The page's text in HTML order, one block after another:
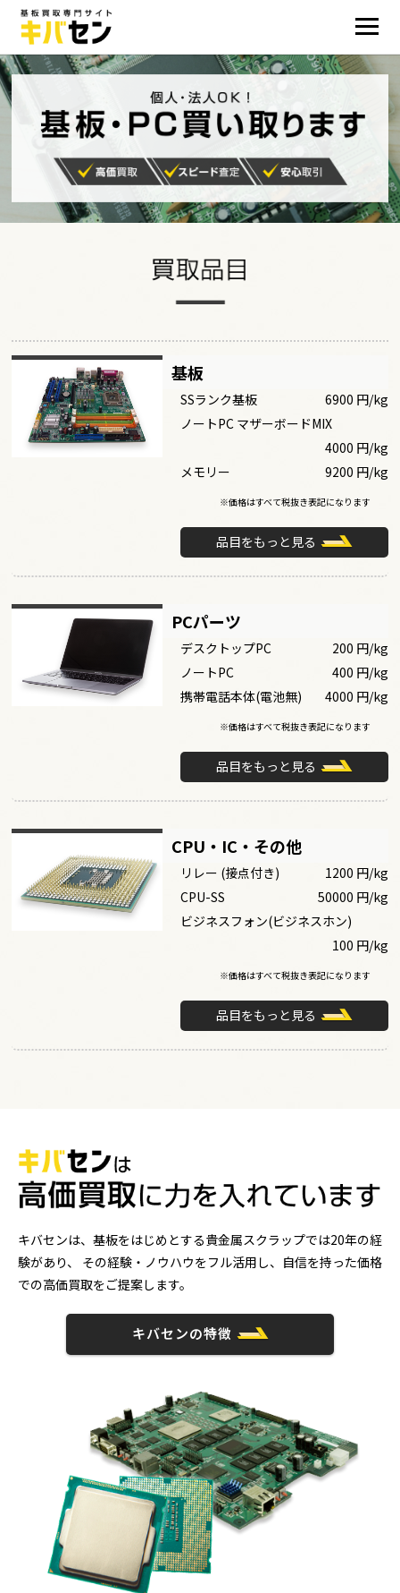
基板
SSランク基板
6900 円/kg
ノートPC マザーボードMIX
4000 円/kg
メモリー
9200 円/kg
※価格はすべて税抜き表記になります
品目をもっと見る
PCパーツ
デスクトップPC
200 円/kg
ノートPC
400 円/kg
携帯電話本体(電池無)
4000 円/kg
※価格はすべて税抜き表記になります
品目をもっと見る
CPU・IC・その他
リレー (接点付き)
1200 円/kg
CPU-SS
50000 円/kg
ビジネスフォン(ビジネスホン)
100 円/kg
※価格はすべて税抜き表記になります
品目をもっと見る
キバセンは、基板をはじめとする貴金属スクラップでは20年の経
験があり、
その経験・ノウハウをフル活用し、自信を持った価格
での高価買取をご提案します。
キバセンの特徴